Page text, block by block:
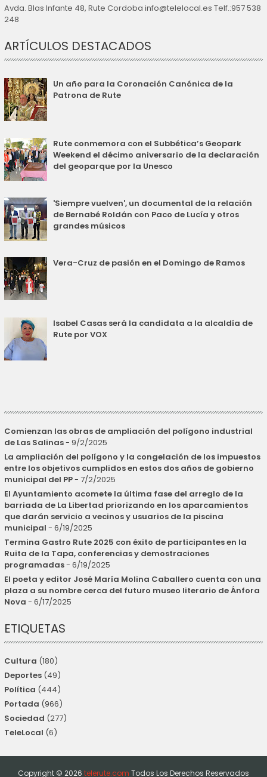
Avda. Blas Infante 48, Rute Cordoba info@telelocal.es Telf.:957 538
248
ARTÍCULOS DESTACADOS
Un año para la Coronación Canónica de la
Patrona de Rute
Rute conmemora con el Subbética’s Geopark
Weekend el décimo aniversario de la declaración
del geoparque por la Unesco
'Siempre vuelven', un documental de la relación
de Bernabé Roldán con Paco de Lucía y otros
grandes músicos
Vera-Cruz de pasión en el Domingo de Ramos
Isabel Casas será la candidata a la alcaldía de
Rute por VOX
Comienzan las obras de ampliación del polígono industrial
de Las Salinas- 9/2/2025
La ampliación del polígono y la congelación de los impuestos
entre los objetivos cumplidos en estos dos años de gobierno
municipal del PP- 7/2/2025
El Ayuntamiento acomete la última fase del arreglo de la
barriada de La Libertad priorizando en los aparcamientos
que darán servicio a vecinos y usuarios de la piscina
municipal - 6/19/2025
Termina Gastro Rute 2025 con éxito de participantes en la
Ruita de la Tapa, conferencias y demostraciones
programadas- 6/19/2025
El poeta y editor José María Molina Caballero cuenta con una
plaza a su nombre cerca del futuro museo literario de Ánfora
Nova - 6/17/2025
ETIQUETAS
Cultura (180)
Deportes (49)
Política (444)
Portada (966)
Sociedad (277)
TeleLocal (6)
Copyright © 2026 telerute.com Todos Los Derechos Reservados